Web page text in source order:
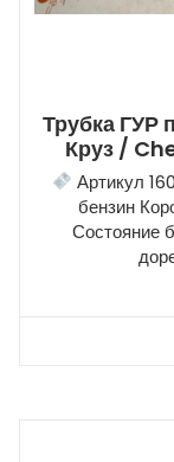
Трубка ГУР
Круз /
Артикул
бензин
Состояние